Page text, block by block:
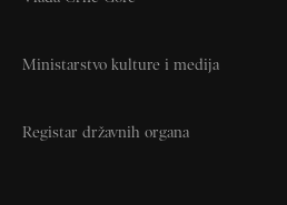
Ministarstvo kulture i medija
Registar državnih organa